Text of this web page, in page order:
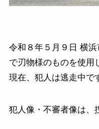
令和８年５月９日 横浜
で刃物様のものを使用
現在、犯人は逃走中で
犯人像・不審者像は、